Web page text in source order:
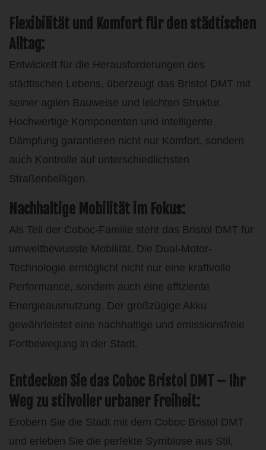
Flexibilität und Komfort für den städtischen
Alltag:
Entwickelt für die Herausforderungen des
städtischen Lebens, überzeugt das Bristol DMT mit
seiner agilen Bauweise und leichten Struktur.
Hochwertige Komponenten und intelligente
Dämpfung garantieren nicht nur Komfort, sondern
auch Kontrolle auf unterschiedlichsten
Straßenbelägen.
Nachhaltige Mobilität im Fokus:
Als Teil der Coboc-Familie steht das Bristol DMT für
umweltbewusste Mobilität. Die Dual-Motor-
Technologie ermöglicht nicht nur eine kraftvolle
Performance, sondern auch eine effiziente
Energieausnutzung. Der großzügige Akku
gewährleistet eine nachhaltige und emissionsfreie
Fortbewegung in der Stadt.
Entdecken Sie das Coboc Bristol DMT – Ihr
Weg zu stilvoller urbaner Freiheit:
Erobern Sie die Stadt mit dem Coboc Bristol DMT
und erleben Sie die perfekte Symbiose aus Stil,